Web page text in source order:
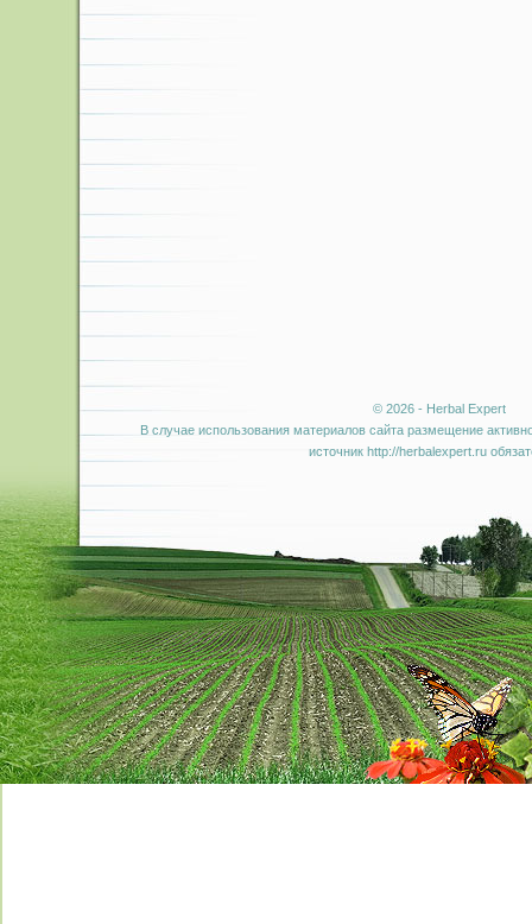
© 2026 - Herbal Expert
В случае использования материалов сайта размещение
источник http://herbalexpert.ru